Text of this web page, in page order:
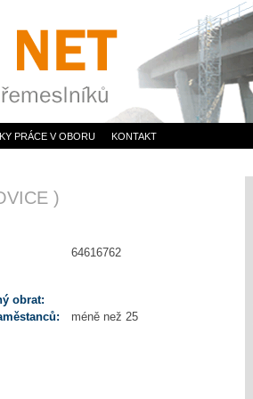
)
64616762
obrat:
méně než 25
PRÁCE V OBORU KONTAKT